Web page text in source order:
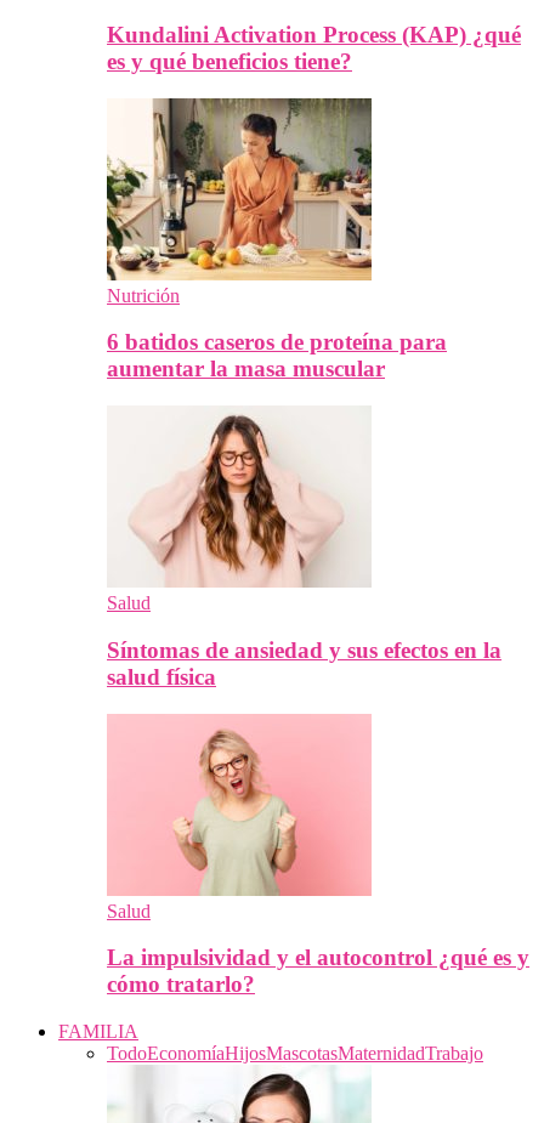
Kundalini Activation Process (KAP) ¿qué
es y qué beneficios tiene?
Nutrición
6 batidos caseros de proteína para
aumentar la masa muscular
Salud
Síntomas de ansiedad y sus efectos en la
salud física
Salud
La impulsividad y el autocontrol ¿qué es y
cómo tratarlo?
FAMILIA
TodoEconomíaHijosMascotasMaternidadTrabajo